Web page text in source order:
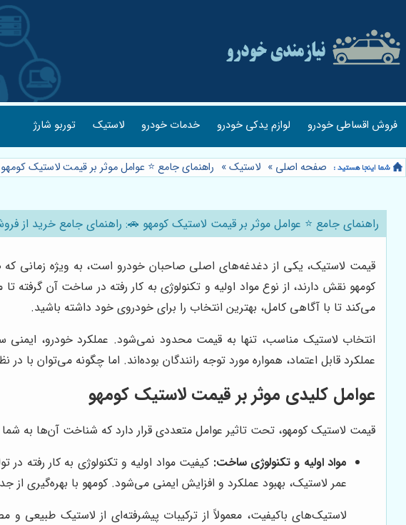
فروش اقساطی خودرو لوازم یدکی خودرو خدمات خودرو لاستیک توربو شارژ
صفحه اصلی » لاستیک» راهنمای جامع ⭐️ عوامل موثر بر قیمت لاستیک
راهنمای جامع ⭐️ عوامل موثر بر قیمت لاستیک کومهو 🚗: راهنمای جامع خرید از
قیمت لاستیک، یکی از دغدغه‌های اصلی صاحبان خودرو است، به ویژه زمانی
کومهو نقش دارند، از نوع مواد اولیه و تکنولوژی به کار رفته در ساخت آن
می‌کند تا با آگاهی کامل، بهترین انتخاب را برای خودروی خود داشته باشید.
انتخاب لاستیک مناسب، تنها به قیمت محدود نمی‌شود. عملکرد خودرو،
عملکرد قابل اعتماد، همواره مورد توجه رانندگان بوده‌اند. اما چگونه می‌توان
عوامل کلیدی موثر بر قیمت لاستیک کومهو
قیمت لاستیک کومهو، تحت تاثیر عوامل متعددی قرار دارد که شناخت آن‌ها به
مواد اولیه و تکنولوژی ساخت: کیفیت مواد اولیه و تکنولوژی به کار رفته
عمر لاستیک، بهبود عملکرد و افزایش ایمنی می‌شود. کومهو با بهره‌گیری از
لاستیک‌های باکیفیت، معمولاً از ترکیبات پیشرفته‌ای از لاستیک